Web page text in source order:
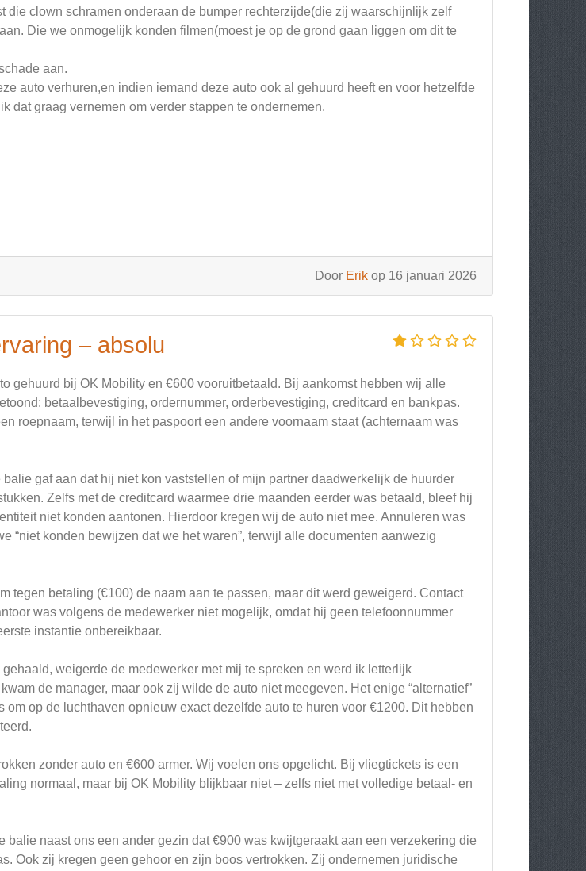
die clown schramen onderaan de bumper rechterzijde(die zij waarschijnlijk zelf
Die we onmogelijk konden filmen(moest je op de grond gaan liggen om dit te
aan.
auto verhuren,en indien iemand deze auto ook al gehuurd heeft en voor hetzelfde
dat graag vernemen om verder stappen te ondernemen.
Door Erik op 16 januari 2026
– absolu
gehuurd bij OK Mobility en €600 vooruitbetaald. Bij aankomst hebben wij alle
betaalbevestiging, ordernummer, orderbevestiging, creditcard en bankpas.
roepnaam, terwijl in het paspoort een andere voornaam staat (achternaam was
balie gaf aan dat hij niet kon vaststellen of mijn partner daadwerkelijk de huurder
Zelfs met de creditcard waarmee drie maanden eerder was betaald, bleef hij
niet konden aantonen. Hierdoor kregen wij de auto niet mee. Annuleren was
“niet konden bewijzen dat we het waren”, terwijl alle documenten aanwezig
tegen betaling (€100) de naam aan te passen, maar dit werd geweigerd. Contact
was volgens de medewerker niet mogelijk, omdat hij geen telefoonnummer
instantie onbereikbaar.
weigerde de medewerker met mij te spreken en werd ik letterlijk
de manager, maar ook zij wilde de auto niet meegeven. Het enige “alternatief”
om op de luchthaven opnieuw exact dezelfde auto te huren voor €1200. Dit hebben
zonder auto en €600 armer. Wij voelen ons opgelicht. Bij vliegtickets is een
normaal, maar bij OK Mobility blijkbaar niet – zelfs niet met volledige betaal- en
balie naast ons een ander gezin dat €900 was kwijtgeraakt aan een verzekering die
Ook zij kregen geen gehoor en zijn boos vertrokken. Zij ondernemen juridische